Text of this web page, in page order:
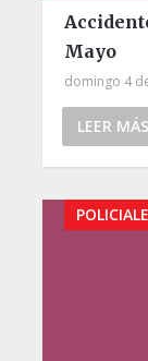
Mayo
domingo 4
LEER MÁS